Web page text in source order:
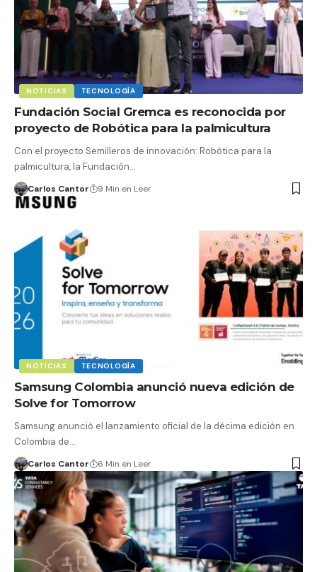
NOTICIAS TECNOLOGÍA
Fundación Social Gremca es reconocida por
proyecto de Robótica para la palmicultura
Con el proyecto Semilleros de innovación: Robótica para la
palmicultura, la Fundación…
Carlos Cantor 9 Min en Leer
NOTICIAS TECNOLOGÍA
Samsung Colombia anunció nueva edición de
Solve for Tomorrow
Samsung anunció el lanzamiento oficial de la décima edición en
Colombia de…
Carlos Cantor 6 Min en Leer